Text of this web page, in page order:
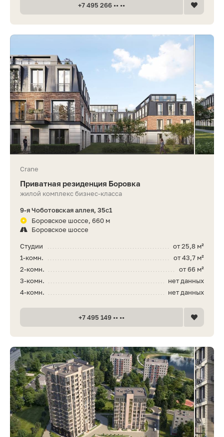
+7 495 266 •• ••
Crane
Приватная резиденция Боровка
жилой комплекс бизнес-класса
9-я Чоботовская аллея, 35с1
Боровское шоссе, 660 м
Боровское шоссе
от 25,8 м²
Студии
от 43,7 м²
1-комн.
от 66 м²
2-комн.
нет данных
3-комн.
нет данных
4-комн.
+7 495 149 •• ••